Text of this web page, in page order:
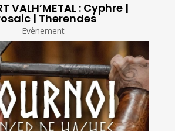
VALH’METAL : Cyphre |
| Therendes
Evènement